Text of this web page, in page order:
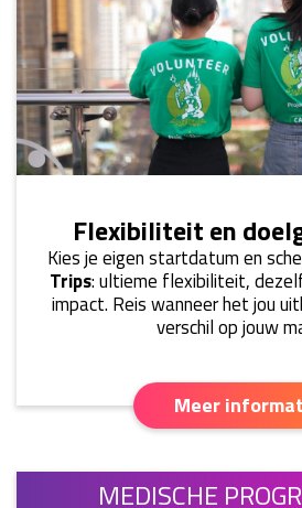
Flexibiliteit en
Kies je eigen startdatum en
Trips: ultieme flexibiliteit,
impact. Reis wanneer het jou
verschil op jouw
Meer
MEDISCHE